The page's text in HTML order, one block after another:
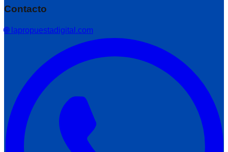
Contacto
🌐 lapropuestadigital.com